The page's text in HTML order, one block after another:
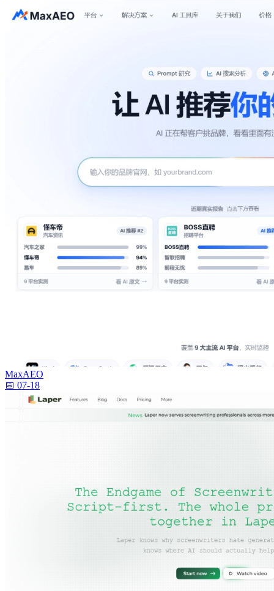
MaxAEO
📅 07-18